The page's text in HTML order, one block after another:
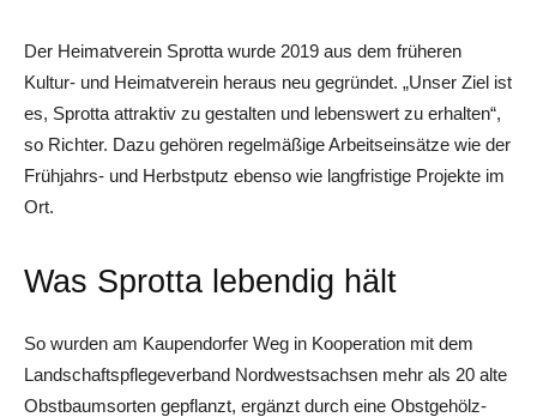
Der Heimatverein Sprotta wurde 2019 aus dem früheren
Kultur- und Heimatverein heraus neu gegründet. „Unser Ziel ist
es, Sprotta attraktiv zu gestalten und lebenswert zu erhalten“,
so Richter. Dazu gehören regelmäßige Arbeitseinsätze wie der
Frühjahrs- und Herbstputz ebenso wie langfristige Projekte im
Ort.
Was Sprotta lebendig hält
So wurden am Kaupendorfer Weg in Kooperation mit dem
Landschaftspflegeverband Nordwestsachsen mehr als 20 alte
Obstbaumsorten gepflanzt, ergänzt durch eine Obstgehölz­